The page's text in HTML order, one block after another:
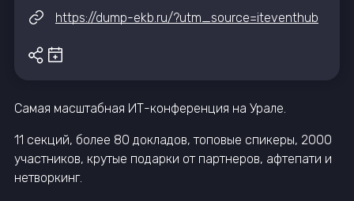
https://dump-ekb.ru/?utm_source=iteventhub
Самая масштабная ИТ-конференция на Урале.
11 секций, более 80 докладов, топовые спикеры, 2000
участников, крутые подарки от партнеров, афтепати и
нетворкинг.